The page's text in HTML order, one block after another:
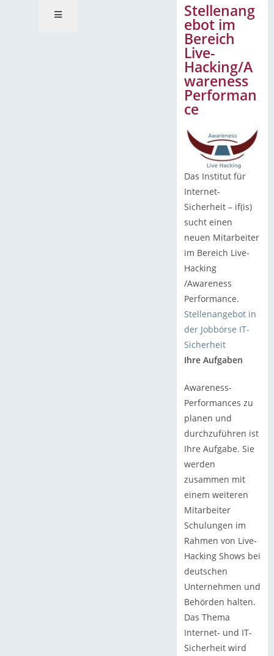
Stellenang
ebot im
Bereich
Live-
Hacking/A
wareness
Performan
ce
Das Institut für
Internet-
Sicherheit – if(is)
sucht einen
neuen Mitarbeiter
im Bereich Live-
Hacking
/Awareness
Performance.
Stellenangebot in
der Jobbörse IT-
Sicherheit
Ihre Aufgaben
Awareness-
Performances zu
planen und
durchzuführen ist
Ihre Aufgabe. Sie
werden
zusammen mit
einem weiteren
Mitarbeiter
Schulungen im
Rahmen von Live-
Hacking Shows bei
deutschen
Unternehmen und
Behörden halten.
Das Thema
Internet- und IT-
Sicherheit wird